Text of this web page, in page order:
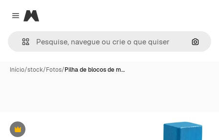
Close menu
Magnific
Início/stock/Fotos/Pilha de blocos de m…
Premium